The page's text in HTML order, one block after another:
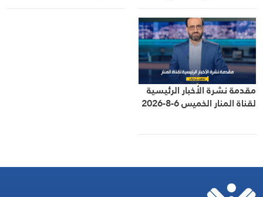
مقدمة نشرة الأخبار الرئيسية
لقناة المنار الخميس 6-8-2026